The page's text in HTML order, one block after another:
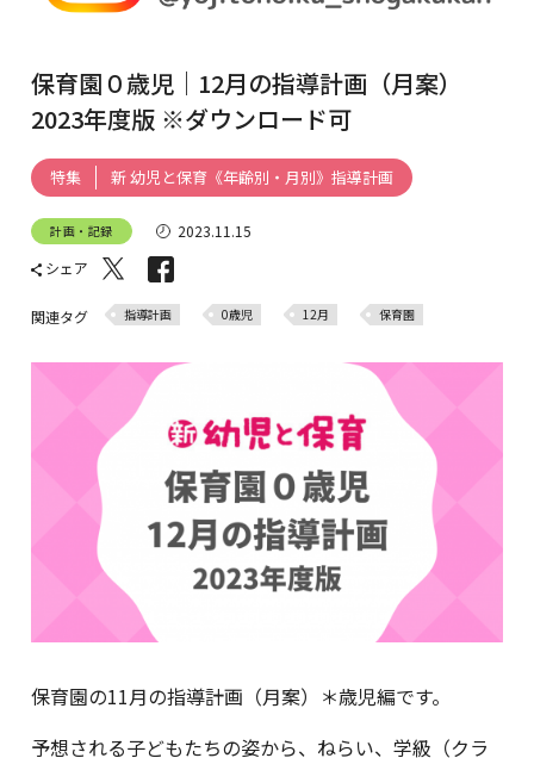
保育園０歳児｜12月の指導計画（月案）
2023年度版 ※ダウンロード可
特集 新 幼児と保育《年齢別・月別》指導計画
計画・記録
2023.11.15
シェア
関連タグ 指導計画 0歳児 12月 保育園
保育園の11月の指導計画（月案）＊歳児編です。
予想される子どもたちの姿から、ねらい、学級（クラ